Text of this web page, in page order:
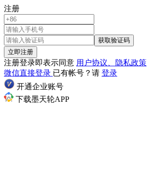
注册
获取验证码
立即注册
注册登录即表示同意 用户协议、隐私政策
微信直接登录 已有帐号？请 登录
开通企业账号
下载墨天轮APP